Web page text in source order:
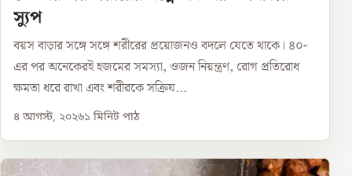
স্যুপ
বয়স বাড়ার সঙ্গে সঙ্গে শরীরের প্রয়োজনও বদলে যেতে থাকে। ৪০-
এর পর অনেকেরই হজমের সমস্যা, ওজন নিয়ন্ত্রণ, রোগ প্রতিরোধ
ক্ষমতা ধরে রাখা এবং শরীরকে সক্রিয...
৪ আগস্ট, ২০২৬১ মিনিট পাঠ